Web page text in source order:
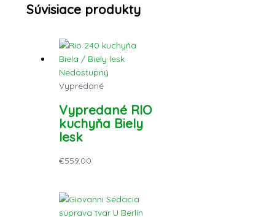
Súvisiace produkty
Nedostupný
Vypredané
Vypredané RIO
kuchyňa Biely
lesk
€559.00